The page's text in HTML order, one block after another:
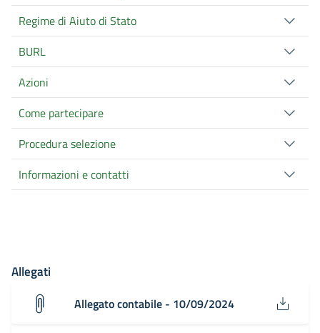
Regime di Aiuto di Stato
BURL
Azioni
Come partecipare
Procedura selezione
Informazioni e contatti
Allegati
Allegato contabile - 10/09/2024